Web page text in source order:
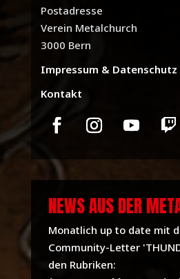
Postadresse
Verein Metalchurch
3000 Bern
Impressum & Datenschutz
Kontakt
NEWS AUS DER
Monatlich up to date mit
Community-Letter
den Rubriken: